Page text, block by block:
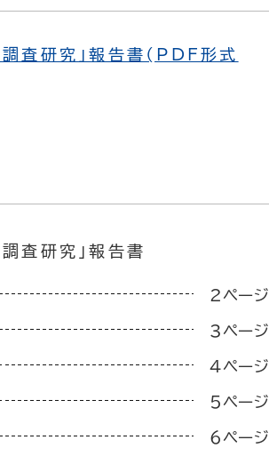
調査研究」報告書(PDF形式
査研究」報告書
2ページ
3ページ
4ページ
5ページ
6ページ